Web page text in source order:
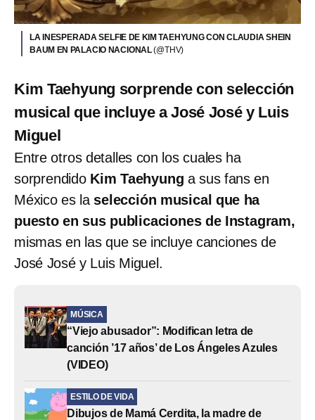
LA INESPERADA SELFIE DE KIM TAEHYUNG CON CLAUDIA SHEIN
BAUM EN PALACIO NACIONAL(@THV)
Kim Taehyung sorprende con selección
musical que incluye a José José y Luis
Miguel
Entre otros detalles con los cuales ha
sorprendidoKim Taehyung a sus fans en
México es laselección musical que ha
puesto en sus publicaciones de Instagram,
mismas en las que se incluye canciones de
José José y Luis Miguel.
MÚSICA
“Viejo abusador”: Modifican letra de
canción ’17 años’ de Los Ángeles Azules
(VIDEO)
ESTILO DE VIDA
Dibujos de Mamá Cerdita, la madre de